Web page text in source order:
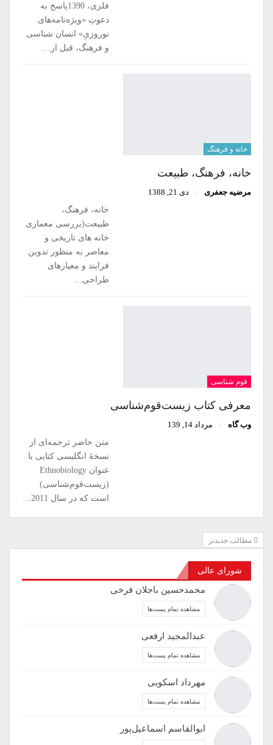
فلزی، 1390پاسخ به
دعوتِ «ویژه‌نامه‌های
نوروزیِ» انسان شناسی
و فرهنگ، قبل از…
خانه و فرهنگ
خانه، فرهنگ، طبیعت
مرضیه جعفری
دی 21, 1388
خانه، فرهنگ،
طبیعت(بررسی معماری
خانه های تاریخی و
معاصر به منظور تدوین
فرایند و معیارهای
طراحی…
قوم شناسی
معرفی کتاب زیست‌قوم‌شناسی
وب گاه
مرداد 14, 139
متن حاضر ترجمه‌ای از
نسخۀ انگلیسی کتابی با
عنوان Ethnobiology
(زیست‌‌قوم‌شناسی)
است که در سال 2011…
مطالب جدیدتر
شورای عالی
محمدحسین باجلان فرخی
مشاهده تمام پست‌ها
عبدالمجید ارفعی
مشاهده تمام پست‌ها
مهرداد اسکویی
مشاهده تمام پست‌ها
ابوالقاسم اسماعیل‌پور